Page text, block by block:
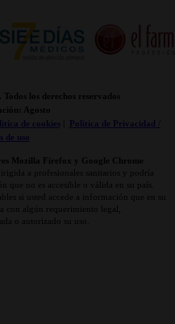
Todos los derechos reservados
Agosto
de cookies|
Politica de Privacidad /
de uso
Mozilla Firefox y Google Chrome
a profesionales sanitarios y podría
que no es accesible o válida en su país.
si usted accede a información que en su
con algún requerimiento legal,
o autorizado su uso.